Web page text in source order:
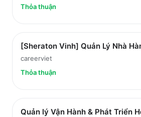
Thỏa thuận
[Sheraton Vinh] Quản Lý Nhà
careerviet
Thỏa thuận
Quản lý Vận Hành & Phát Triển